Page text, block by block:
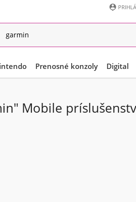

Prenosné konzoly Digital
Mobile